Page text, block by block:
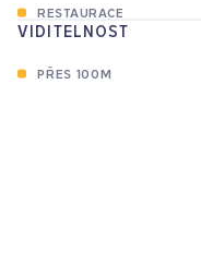
RESTAURACE
VIDITELNOST
PŘES 100M